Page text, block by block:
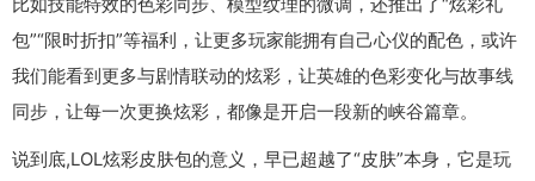
包”“限时折扣”等福利，让更多玩家能拥有自己心仪的配色，或许
我们能看到更多与剧情联动的炫彩，让英雄的色彩变化与故事线
同步，让每一次更换炫彩，都像是开启一段新的峡谷篇章。
说到底,LOL炫彩皮肤包的意义，早已超越了“皮肤”本身，它是玩